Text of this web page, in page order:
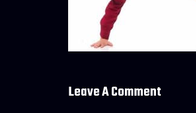
Leave A Comment